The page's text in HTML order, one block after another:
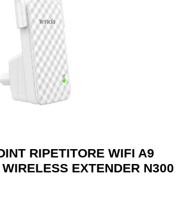
RIPETITORE WIFI A9
EXTENDER N300